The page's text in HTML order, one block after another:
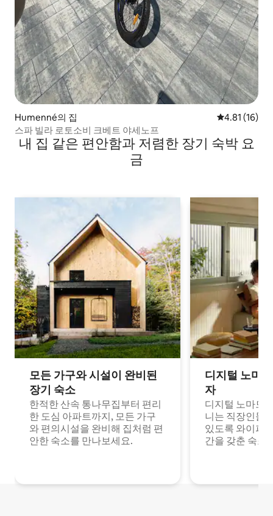
Humenné의 집 평점 4.81점
4.81 (16)
스파 빌라 로토소비 크베트 야세노프
내 집 같은 편안함과 저렴한 장기 숙박 요
금
모든 가구와 시설이 완비된
장기 숙소
한적한 산속 통나무집부터 편리
한 도심 아파트까지, 모든 가구
와 편의시설을 완비해 집처럼 편
안한 숙소를 만나보세요.
디지털 노마
자
디지털 노마드
니는 직장인들
있도록 와이파
간을 갖춘 숙소